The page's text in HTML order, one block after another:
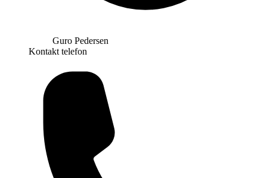
Guro Pedersen
Kontakt telefon